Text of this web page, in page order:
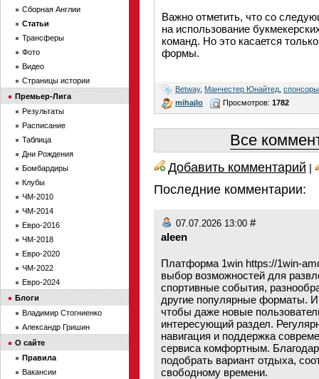
Важно отметить, что со
на использование
команд. Но это касается
формы.
Betway, Манчестер Юнайтед спонсоры
mihajlo
Просмотров: 1782
Все
Добавить комментарий |
Последние комментарии:
07.07.2026 13:00 #
aleen
Платформа 1win https://1win-
выбор возможностей для
спортивные события,
другие популярные форматы.
чтобы даже новые
интересующий раздел.
навигация и поддержка
сервиса комфортным.
подобрать вариант отдыха,
свободному времени.
Сборная Англии
Статьи
Трансферы
Фото
Видео
Страницы истории
Премьер-Лига
Результаты
Расписание
Таблица
Дни Рождения
Бомбардиры
Клубы
ЧМ-2010
ЧМ-2014
Евро-2016
ЧМ-2018
Евро-2020
ЧМ-2022
Евро-2024
Блоги
Владимир Стогниенко
Александр Гришин
О сайте
Правила
Вакансии